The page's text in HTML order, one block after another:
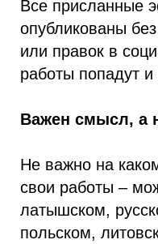
Все присланные
опубликованы
или правок в
работы попадут
Важен смысл, а
Не важно на
свои работы –
латышском,
польском,